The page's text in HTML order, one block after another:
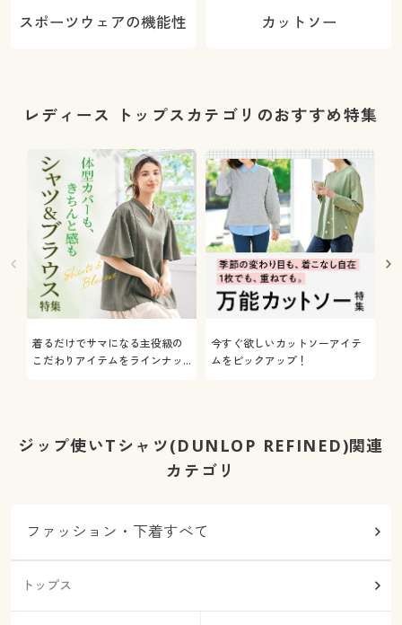
スポーツウェアの機能性 カットソー
レディース トップスカテゴリのおすすめ特集
着るだけでサマになる主役級の
こだわりアイテムをラインナッ
今すぐ欲しいカットソーアイテ
ムをピックアップ！
ジップ使いTシャツ(DUNLOP REFINED)関連
カテゴリ
ファッション・下着すべて
トップス